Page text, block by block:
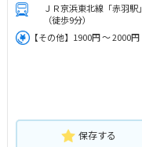
ＪＲ京浜東北線「赤羽駅」
（徒歩9分）
【その他】1900円 ～ 2000円
保存する